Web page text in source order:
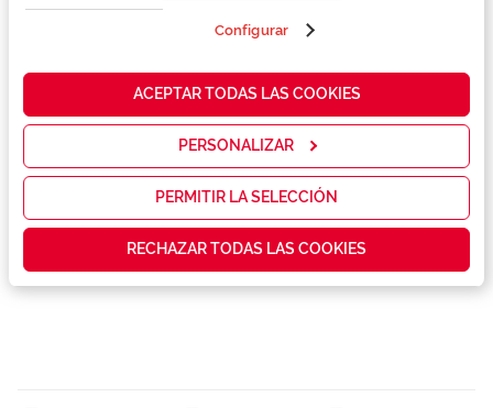
propias y de
cómo mejorar
servicios y
las
que realmente
contenidos
personalizados
Configurar
ACEPTAR TODAS LAS COOKIES
PERSONALIZAR
PERMITIR LA SELECCIÓN
RECHAZAR TODAS LAS COOKIES
Conselhos
Garantias e serviços exclusivos